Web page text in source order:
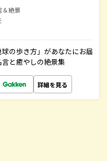
＆絶景
の歩き方」があなたにお届
と癒やしの絶景集
詳細を見る